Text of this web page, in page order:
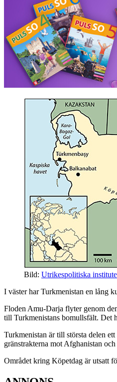
Bild: Utrikespolitiska
I väster har Turkmenistan en lång
Floden Amu-Darja flyter genom
till Turkmenistans bomullsfält. Det
Turkmenistan är till största delen
gränstrakterna mot Afghanistan
Området kring Köpetdag är utsatt